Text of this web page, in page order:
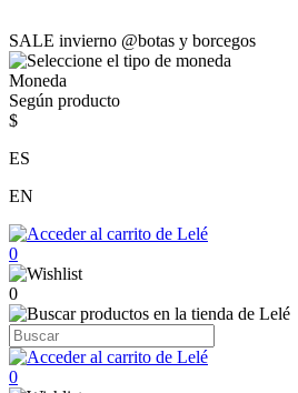
SALE invierno @botas y borcegos
Moneda
Según producto
$
ES
EN
0
0
0